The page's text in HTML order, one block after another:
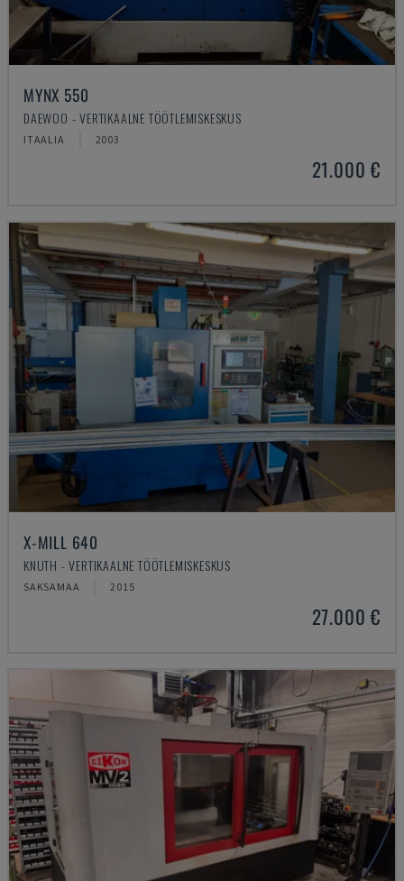
MYNX 550
DAEWOO - VERTIKAALNE TÖÖTLEMISKESKUS
ITAALIA 2003
21.000 €
X-MILL 640
KNUTH - VERTIKAALNE TÖÖTLEMISKESKUS
SAKSAMAA 2015
27.000 €